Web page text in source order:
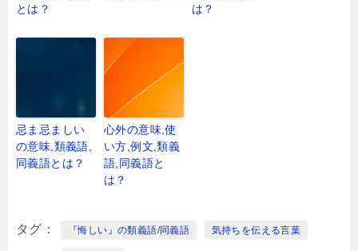
とは？
は？
忌ま忌ましい
の意味,類義語,
同義語とは？
心外の意味,使
い方,例文,類義
語,同義語と
は？
タグ 『悔しい』の類義語/同義語 気持ちを伝える言葉